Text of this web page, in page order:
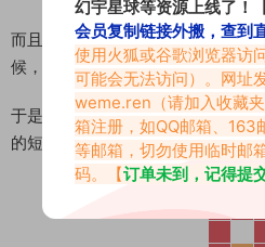
而且这个群体中，相当一部分人与
候，没有人兜底。
于是滑坡就发生了。从福利姬到直
的短得多。
幻宇星球等资源上线了！
会员复制链接外搬，查到
使用火狐或谷歌浏览器访
可能会无法访问）。网址
weme.ren （请加入收藏
箱注册，如QQ邮箱、163
等邮箱，切勿使用临时邮
码。【订单未到，记得提